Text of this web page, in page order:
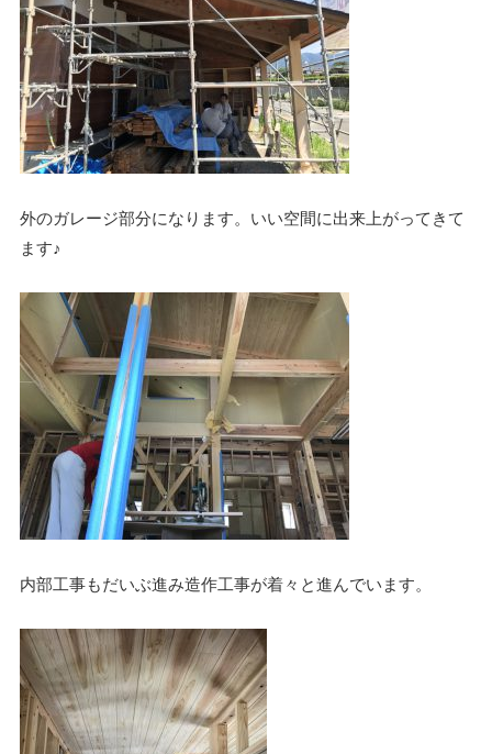
外のガレージ部分になります。いい空間に出来上がってきて
ます♪
内部工事もだいぶ進み造作工事が着々と進んでいます。